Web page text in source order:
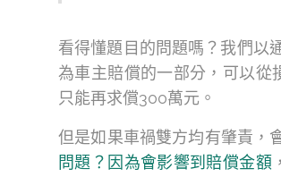
看得懂題目的問題嗎？我們以
為車主賠償的一部分，可以從
只能再求償300萬元。
但是如果車禍雙方均有肇責，
問題？因為會影響到賠償金額